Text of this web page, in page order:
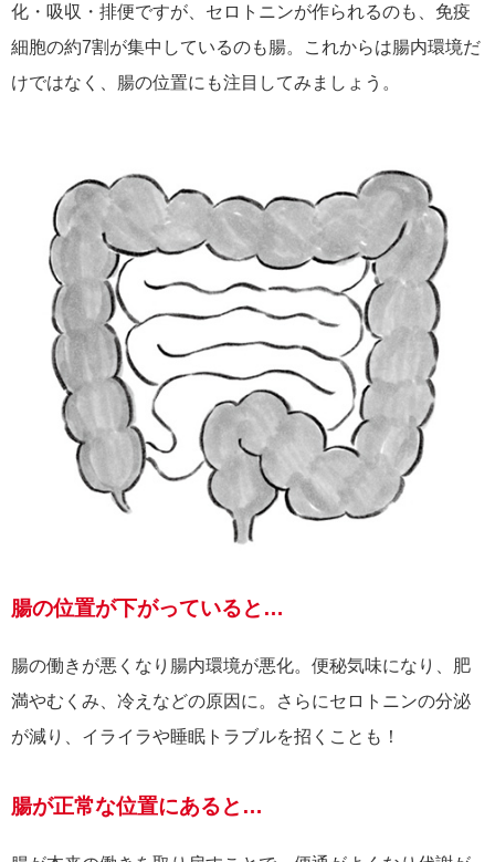
化・吸収・排便ですが、セロトニンが作られるのも、免疫
細胞の約7割が集中しているのも腸。これからは腸内環境だ
けではなく、腸の位置にも注目してみましょう。
腸の位置が下がっていると…
腸の働きが悪くなり腸内環境が悪化。便秘気味になり、肥
満やむくみ、冷えなどの原因に。さらにセロトニンの分泌
が減り、イライラや睡眠トラブルを招くことも！
腸が正常な位置にあると…